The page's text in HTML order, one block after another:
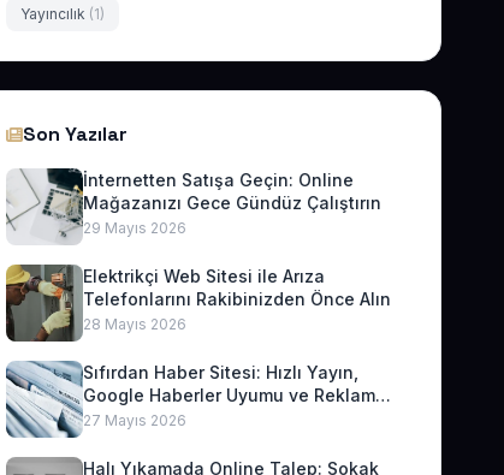
Yayıncılık (1)
Son Yazılar
İnternetten Satışa Geçin: Online
Mağazanızı Gece Gündüz Çalıştırın
29 Mayıs 2026
Elektrikçi Web Sitesi ile Arıza
Telefonlarını Rakibinizden Önce Alın
28 Mayıs 2026
Sıfırdan Haber Sitesi: Hızlı Yayın,
Google Haberler Uyumu ve Reklam
Geliri
27 Mayıs 2026
Halı Yıkamada Online Talep: Sokak